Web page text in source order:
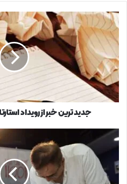
جدیدترین
خبر
از
رویداد
استارتاپی
فیلم‌نامه‌نویسی
جدیدترین خبر از رویداد
اولین
محصول
سینمایی
ایران